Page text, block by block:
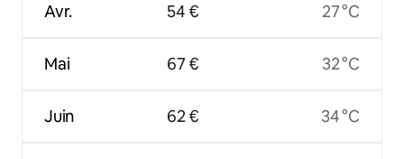
Avr.
Mai
Juin
54 €
67 €
62 €
27 °C
32 °C
34 °C